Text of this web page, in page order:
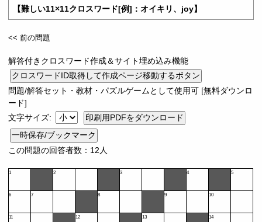
【難しい11×11クロスワード[例]：オイキリ、joy】
<< 前の問題
解答付きクロスワード作成＆サイト埋め込み機能
問題/解答セット・教材・パズルゲームとして使用可 [無料ダウンロ
ード]
文字サイズ:
一時保存/ブックマーク
この問題の回答者数：12人
1 2 3 4 5
6 7 8 9 10
11 12 13 14